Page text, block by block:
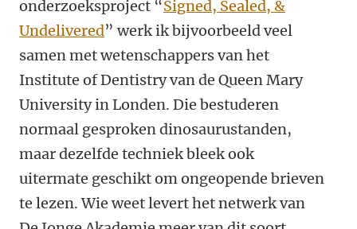
onderzoeksproject “Signed, Sealed, &
Undelivered” werk ik bijvoorbeeld veel
samen met wetenschappers van het
Institute of Dentistry van de Queen Mary
University in Londen. Die bestuderen
normaal gesproken dinosaurustanden,
maar dezelfde techniek bleek ook
uitermate geschikt om ongeopende brieven
te lezen. Wie weet levert het netwerk van